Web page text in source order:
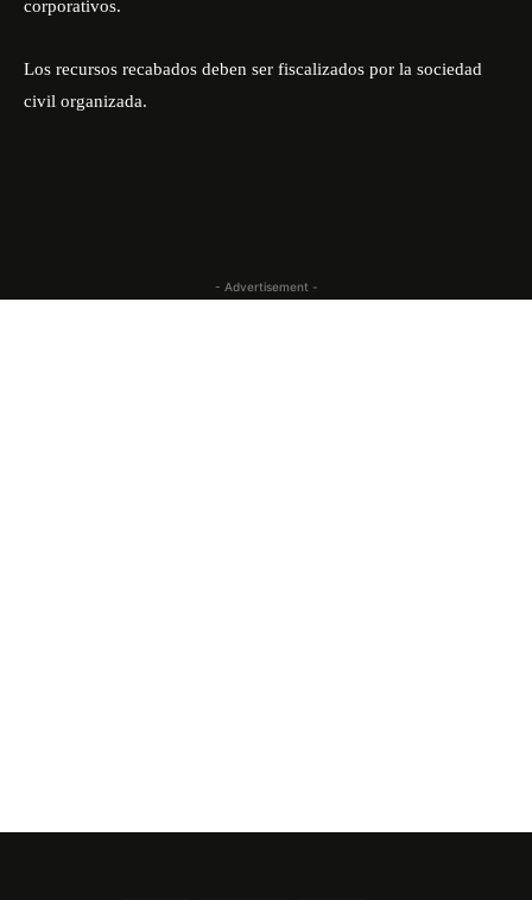
corporativos.
Los recursos recabados deben ser fiscalizados por la sociedad
civil organizada.
- Advertisement -